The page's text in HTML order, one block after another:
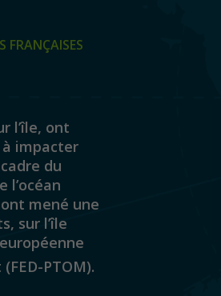
FRANÇAISES
l’île, ont
impacter
du
l’océan
mené une
sur l’île
PTOM).